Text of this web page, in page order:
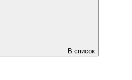
В список